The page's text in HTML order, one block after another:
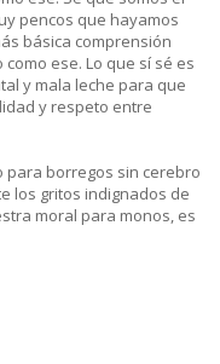
pencos que hayamos
básica comprensión
ese. Lo que sí sé es
y mala leche para que
y respeto entre
para borregos sin cerebro
los gritos indignados de
moral para monos, es